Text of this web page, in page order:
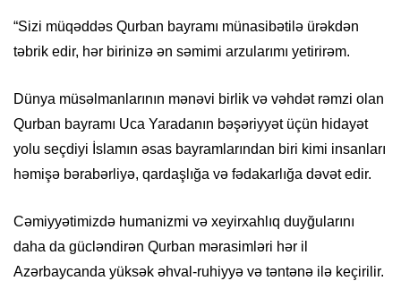
“Sizi müqəddəs Qurban bayramı münasibətilə ürəkdən
təbrik edir, hər birinizə ən səmimi arzularımı yetirirəm.
Dünya müsəlmanlarının mənəvi birlik və vəhdət rəmzi olan
Qurban bayramı Uca Yaradanın bəşəriyyət üçün hidayət
yolu seçdiyi İslamın əsas bayramlarından biri kimi insanları
həmişə bərabərliyə, qardaşlığa və fədakarlığa dəvət edir.
Cəmiyyətimizdə humanizmi və xeyirxahlıq duyğularını
daha da gücləndirən Qurban mərasimləri hər il
Azərbaycanda yüksək əhval-ruhiyyə və təntənə ilə keçirilir.